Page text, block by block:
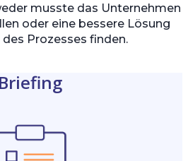
musste das Unternehmen
oder eine bessere Lösung
Prozesses finden.
Briefing